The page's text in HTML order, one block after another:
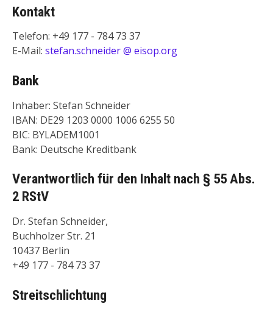
Kontakt
Telefon: +49 177 - 784 73 37
E-Mail: stefan.schneider @ eisop.org
Bank
Inhaber: Stefan Schneider
IBAN: DE29 1203 0000 1006 6255 50
BIC: BYLADEM1001
Bank: Deutsche Kreditbank
Verantwortlich für den Inhalt nach § 55 Abs.
2 RStV
Dr. Stefan Schneider,
Buchholzer Str. 21
10437 Berlin
+49 177 - 784 73 37
Streitschlichtung